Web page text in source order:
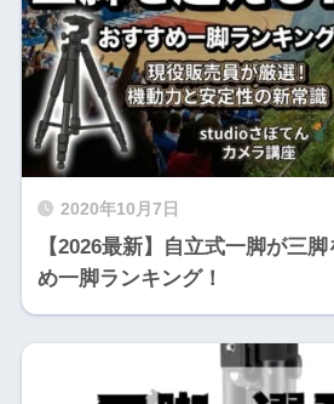
2020年10月7日
【2026最新】自立式一脚が三
め一脚ランキング！